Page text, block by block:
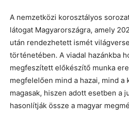
A nemzetközi korosztályos
látogat Magyarországra, amely
után rendezhetett ismét
történetében. A viadal hazánkba
megfeszített előkészítő munka
megfelelően mind a hazai, mind a
magasak, hiszen adott esetben a
hasonlítják össze a magyar